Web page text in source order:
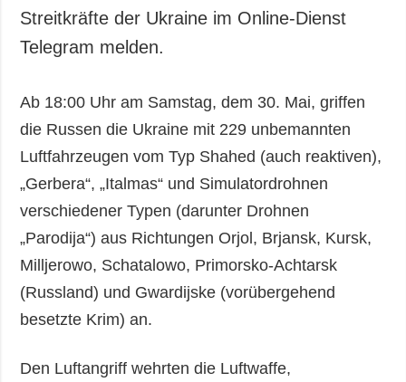
Streitkräfte der Ukraine im Online-Dienst
Telegram melden.
Ab 18:00 Uhr am Samstag, dem 30. Mai, griffen
die Russen die Ukraine mit 229 unbemannten
Luftfahrzeugen vom Typ Shahed (auch reaktiven),
„Gerbera“, „Italmas“ und Simulatordrohnen
verschiedener Typen (darunter Drohnen
„Parodija“) aus Richtungen Orjol, Brjansk, Kursk,
Milljerowo, Schatalowo, Primorsko-Achtarsk
(Russland) und Gwardijske (vorübergehend
besetzte Krim) an.
Den Luftangriff wehrten die Luftwaffe,